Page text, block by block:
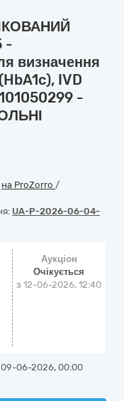
-
визначення
IVD
-
на ProZorro /
UA-P-2026-06-04-
Аукціон
Очікується
з12-06-2026, 12:40
09-06-2026, 00:00